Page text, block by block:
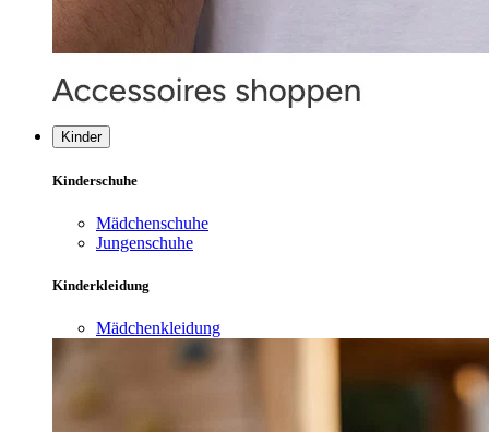
Kinder
Kinderschuhe
Mädchenschuhe
Jungenschuhe
Kinderkleidung
Mädchenkleidung